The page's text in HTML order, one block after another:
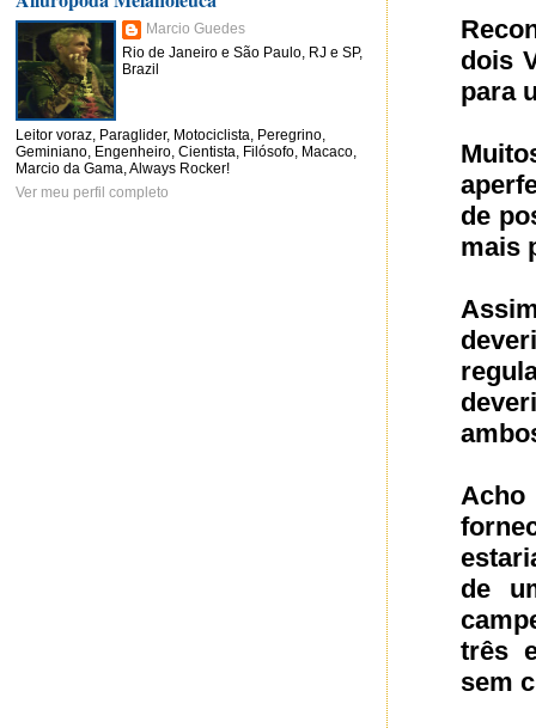
dois
para
de
mais
de
três
sem
Marcio Guedes
Rio de Janeiro e São Paulo, RJ e SP,
Brazil
Leitor voraz, Paraglider, Motociclista, Peregrino,
Geminiano, Engenheiro, Cientista, Filósofo, Macaco,
Marcio da Gama, Always Rocker!
Ver meu perfil completo